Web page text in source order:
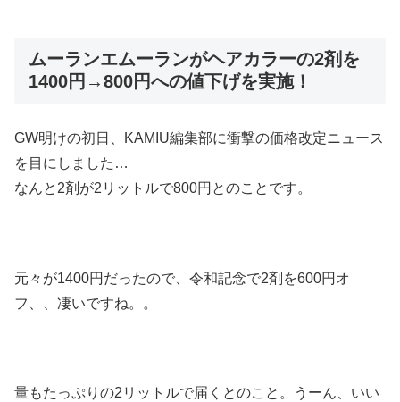
ムーランエムーランがヘアカラーの2剤を
1400円→800円への値下げを実施！
GW明けの初日、KAMIU編集部に衝撃の価格改定ニュース
を目にしました…
なんと2剤が2リットルで800円とのことです。
元々が1400円だったので、令和記念で2剤を600円オ
フ、、凄いですね。。
量もたっぷりの2リットルで届くとのこと。うーん、いい